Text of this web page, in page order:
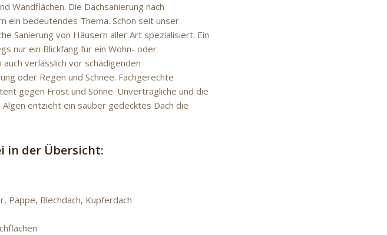
Wandflächen. Die Dachsanierung nach
bedeutendes Thema. Schon seit unser
Sanierung von Häusern aller Art spezialisiert. Ein
nur ein Blickfang für ein Wohn- oder
verlässlich vor schädigenden
oder Regen und Schnee. Fachgerechte
gegen Frost und Sonne. Unverträgliche und die
entzieht ein sauber gedecktes Dach die
in der Übersicht:
Pappe, Blechdach, Kupferdach